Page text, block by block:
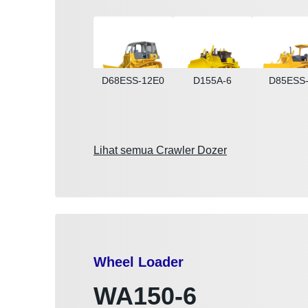
D68ESS-12E0 D155A-6
Lihat semua Crawler Dozer
Wheel Loader
WA150-6